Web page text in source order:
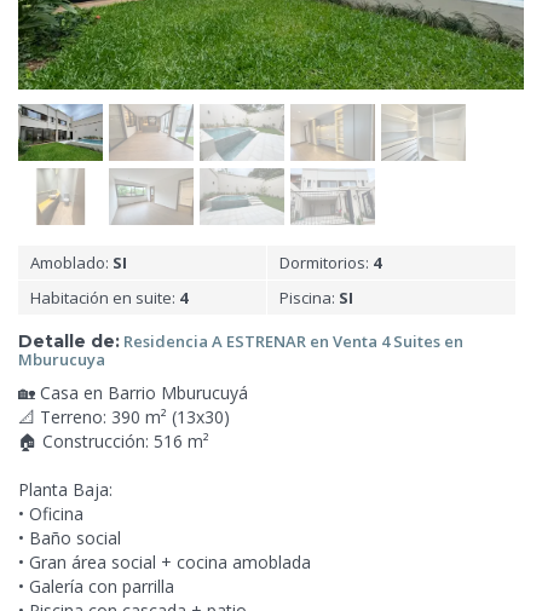
Amoblado: SI Dormitorios: 4
Habitación en suite: 4 Piscina: SI
Detalle de: Residencia A ESTRENAR en Venta 4Suites en
Mburucuya
🏡 Casa en Barrio Mburucuyá
📐 Terreno: 390 m² (13x30)
🏠 Construcción: 516 m²
Planta Baja:
• Oficina
• Baño social
• Gran área social + cocina amoblada
• Galería con parrilla